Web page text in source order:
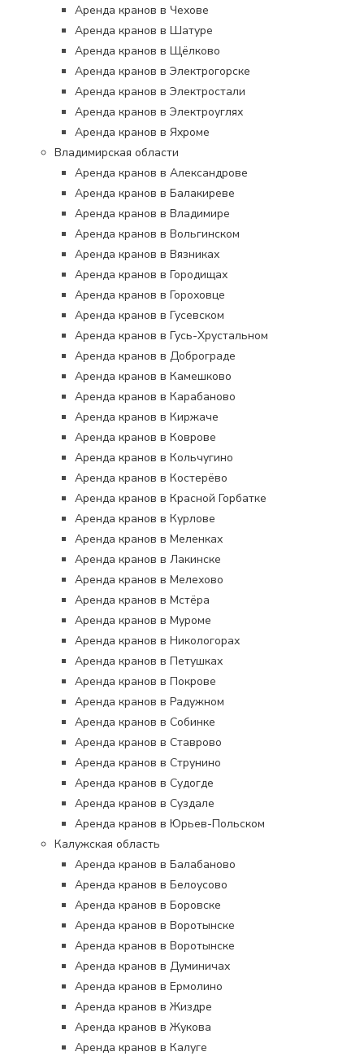
Аренда кранов в Чехове
Аренда кранов в Шатуре
Аренда кранов в Щёлково
Аренда кранов в Электрогорске
Аренда кранов в Электростали
Аренда кранов в Электроуглях
Аренда кранов в Яхроме
Владимирская области
Аренда кранов в Александрове
Аренда кранов в Балакиреве
Аренда кранов в Владимире
Аренда кранов в Вольгинском
Аренда кранов в Вязниках
Аренда кранов в Городищах
Аренда кранов в Гороховце
Аренда кранов в Гусевском
Аренда кранов в Гусь-Хрустальном
Аренда кранов в Доброграде
Аренда кранов в Камешково
Аренда кранов в Карабаново
Аренда кранов в Киржаче
Аренда кранов в Коврове
Аренда кранов в Кольчугино
Аренда кранов в Костерёво
Аренда кранов в Красной Горбатке
Аренда кранов в Курлове
Аренда кранов в Меленках
Аренда кранов в Лакинске
Аренда кранов в Мелехово
Аренда кранов в Мстёра
Аренда кранов в Муроме
Аренда кранов в Никологорах
Аренда кранов в Петушках
Аренда кранов в Покрове
Аренда кранов в Радужном
Аренда кранов в Собинке
Аренда кранов в Ставрово
Аренда кранов в Струнино
Аренда кранов в Судогде
Аренда кранов в Суздале
Аренда кранов в Юрьев-Польском
Калужская область
Аренда кранов в Балабаново
Аренда кранов в Белоусово
Аренда кранов в Боровске
Аренда кранов в Воротынске
Аренда кранов в Воротынске
Аренда кранов в Думиничах
Аренда кранов в Ермолино
Аренда кранов в Жиздре
Аренда кранов в Жукова
Аренда кранов в Калуге